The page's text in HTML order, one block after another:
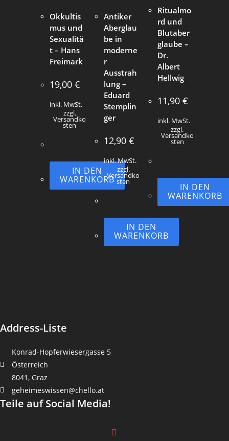
Okkultis
mus und
Sexualitä
t – Hans
Freimark
19,00€
inkl. MwSt.
zzgl.
Versandko
sten
IN DEN
WARENKORB
Antiker
Aberglau
be in
moderne
r
Ausstrah
lung –
Eduard
Stemplin
ger
12,90 €
inkl. MwSt.
zzgl.
Versandko
sten
IN DEN
WARENKORB
Ritualmo
rd und
Blutaber
glaube –
Dr.
Albert
Hellwig
11,90 €
inkl. MwSt.
zzgl.
Versandko
sten
IN DEN
WARENKORB
Address-Liste
Konrad-Hopferwiesergasse 5
Österreich
8041, Graz
geheimeswissen@chello.at
Teile auf Social Media!